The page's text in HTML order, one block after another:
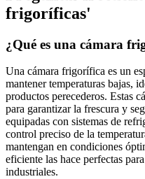
frigoríficas'
¿Qué es una cámara
Una cámara frigorífica es un
mantener temperaturas bajas,
productos perecederos. Estas
para garantizar la frescura y
equipadas con sistemas de
control preciso de la
mantengan en condiciones
eficiente las hace perfectas
industriales.